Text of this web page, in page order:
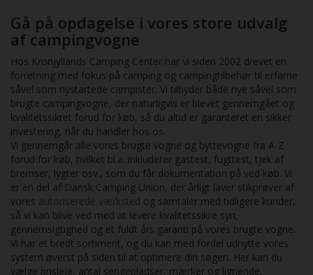
Gå på opdagelse i vores store udvalg
af campingvogne
Hos Kronjyllands Camping Center har vi siden 2002 drevet en
forretning med fokus på camping og campingtilbehør til erfarne
såvel som nystartede campister. Vi tilbyder både nye såvel som
brugte campingvogne, der naturligvis er blevet gennemgået og
kvalitetssikret forud for køb, så du altid er garanteret en sikker
investering, når du handler hos os.
Vi gennemgår alle vores brugte vogne og byttevogne fra A-Z
forud for køb, hvilket bl.a. inkluderer gastest, fugttest, tjek af
bremser, lygter osv., som du får dokumentation på ved køb. Vi
er en del af Dansk Camping Union, der årligt laver stikprøver af
vores autoriserede værksted og samtaler med tidligere kunder,
så vi kan blive ved med at levere kvalitetssikre syn,
gennemsigtighed og et fuldt års garanti på vores brugte vogne.
Vi har et bredt sortiment, og du kan med fordel udnytte vores
system øverst på siden til at optimere din søgen. Her kan du
vælge prisleje, antal sengepladser, mærker og lignende.